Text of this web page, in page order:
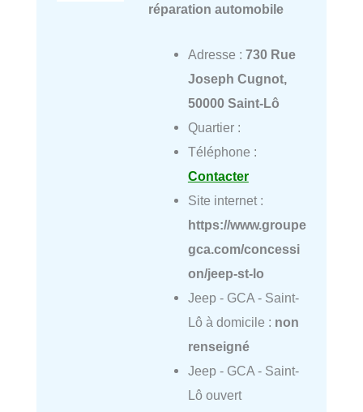
réparation automobile
Adresse : 730 Rue
Joseph Cugnot,
50000 Saint-Lô
Quartier :
Téléphone :
Contacter
Site internet :
https://www.groupe
gca.com/concessi
on/jeep-st-lo
Jeep - GCA - Saint-
Lô à domicile : non
renseigné
Jeep - GCA - Saint-
Lô ouvert